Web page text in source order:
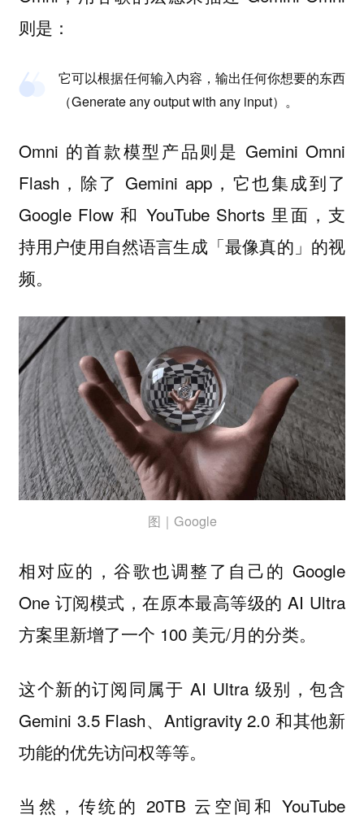
则是：
它可以根据任何输入内容，输出任何你想要的东西
（Generate any output with any input）。
Omni 的首款模型产品则是 Gemini Omni
Flash，除了 Gemini app，它也集成到了
Google Flow 和 YouTube Shorts 里面，支
持用户使用自然语言生成「最像真的」的视
频。
图｜Google
相对应的，谷歌也调整了自己的 Google
One 订阅模式，在原本最高等级的 AI Ultra
方案里新增了一个 100 美元/月的分类。
这个新的订阅同属于 AI Ultra 级别，包含
Gemini 3.5 Flash、Antigravity 2.0 和其他新
功能的优先访问权等等。
当然，传统的 20TB 云空间和 YouTube